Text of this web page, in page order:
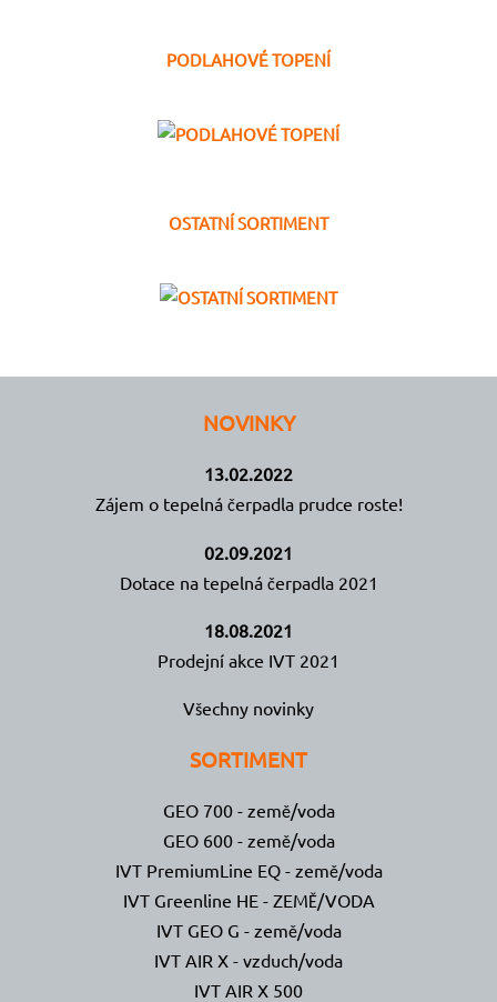
PODLAHOVÉ TOPENÍ
OSTATNÍ SORTIMENT
NOVINKY
13.02.2022
Zájem o tepelná čerpadla prudce roste!
02.09.2021
Dotace na tepelná čerpadla 2021
18.08.2021
Prodejní akce IVT 2021
Všechny novinky
SORTIMENT
GEO 700 - země/voda
GEO 600 - země/voda
IVT PremiumLine EQ - země/voda
IVT Greenline HE - ZEMĚ/VODA
IVT GEO G - země/voda
IVT AIR X - vzduch/voda
IVT AIR X 500